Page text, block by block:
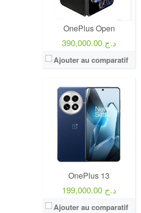
OnePlus Open
390,000.00 د.ج
Ajouter au comparatif
OnePlus 13
199,000.00 د.ج
Ajouter au comparatif